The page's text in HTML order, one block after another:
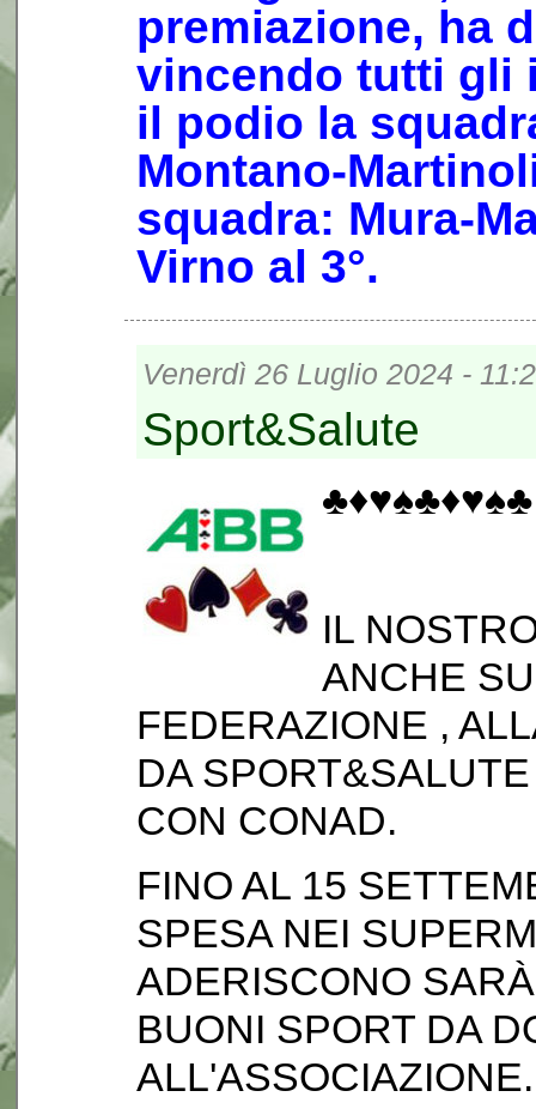
premiazione, ha
vincendo tutti gli
il podio la
Montano-
squadra: Mura-
Virno al 3°.
Venerdì 26 Luglio 2024 -
Sport&Salute
♣️♦️♥️♠️♣️♦️♥️♠️♣️
IL
ANCHE
FEDERAZIONE ,
DA
CON CONAD.
FINO AL 15
SPESA NEI
ADERISCONO
BUONI SPORT DA